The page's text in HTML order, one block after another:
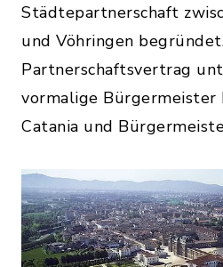
Städtepartnerschaft
und Vöhringen
Partnerschaftsvertrag
vormalige Bürgermeister
Catania und